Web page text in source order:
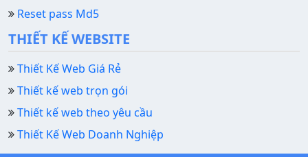
Reset pass Md5
THIẾT KẾ WEBSITE
Thiết Kế Web Giá Rẻ
Thiết kế web trọn gói
Thiết kế web theo yêu cầu
Thiết Kế Web Doanh Nghiệp